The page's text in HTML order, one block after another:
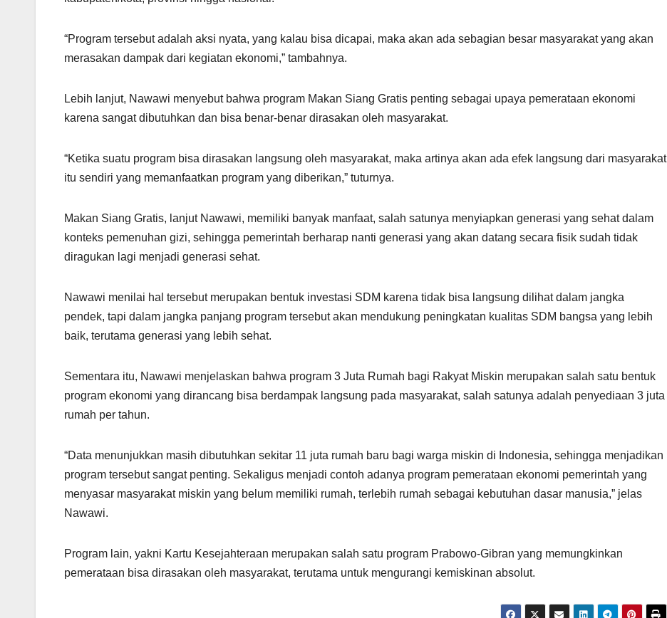
“Program tersebut adalah aksi nyata, yang kalau bisa dicapai, maka akan ada sebagian besar masyarakat yang akan
merasakan dampak dari kegiatan ekonomi,” tambahnya.
Lebih lanjut, Nawawi menyebut bahwa program Makan Siang Gratis penting sebagai upaya pemerataan ekonomi
karena sangat dibutuhkan dan bisa benar-benar dirasakan oleh masyarakat.
“Ketika suatu program bisa dirasakan langsung oleh masyarakat, maka artinya akan ada efek langsung dari masyarakat
itu sendiri yang memanfaatkan program yang diberikan,” tuturnya.
Makan Siang Gratis, lanjut Nawawi, memiliki banyak manfaat, salah satunya menyiapkan generasi yang sehat dalam
konteks pemenuhan gizi, sehingga pemerintah berharap nanti generasi yang akan datang secara fisik sudah tidak
diragukan lagi menjadi generasi sehat.
Nawawi menilai hal tersebut merupakan bentuk investasi SDM karena tidak bisa langsung dilihat dalam jangka
pendek, tapi dalam jangka panjang program tersebut akan mendukung peningkatan kualitas SDM bangsa yang lebih
baik, terutama generasi yang lebih sehat.
Sementara itu, Nawawi menjelaskan bahwa program 3 Juta Rumah bagi Rakyat Miskin merupakan salah satu bentuk
program ekonomi yang dirancang bisa berdampak langsung pada masyarakat, salah satunya adalah penyediaan 3 juta
rumah per tahun.
“Data menunjukkan masih dibutuhkan sekitar 11 juta rumah baru bagi warga miskin di Indonesia, sehingga menjadikan
program tersebut sangat penting. Sekaligus menjadi contoh adanya program pemerataan ekonomi pemerintah yang
menyasar masyarakat miskin yang belum memiliki rumah, terlebih rumah sebagai kebutuhan dasar manusia,” jelas
Nawawi.
Program lain, yakni Kartu Kesejahteraan merupakan salah satu program Prabowo-Gibran yang memungkinkan
pemerataan bisa dirasakan oleh masyarakat, terutama untuk mengurangi kemiskinan absolut.